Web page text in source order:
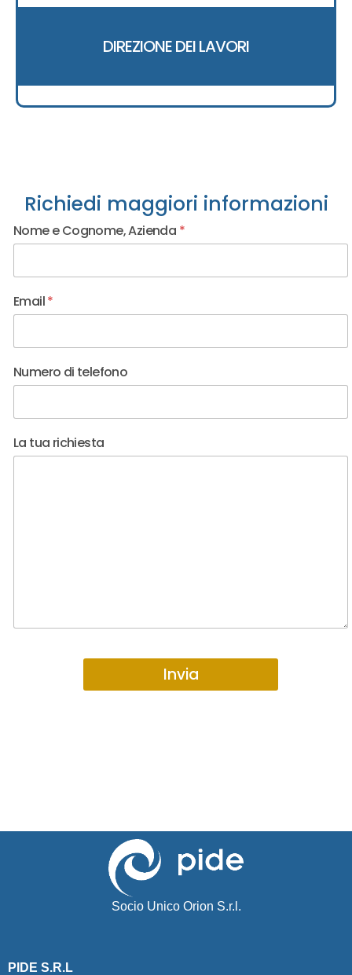
DIREZIONE DEI LAVORI
Richiedi maggiori informazioni
Nome e Cognome, Azienda *
Email*
Email Numero Email
Numero di telefono
La tua richiesta
Invia
Socio Unico Orion S.r.l.
PIDE S.R.L